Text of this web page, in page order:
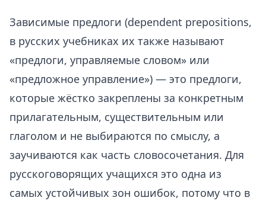
Зависимые предлоги (dependent prepositions,
в русских учебниках их также называют
«предлоги, управляемые словом» или
«предложное управление») — это предлоги,
которые жёстко закреплены за конкретным
прилагательным, существительным или
глаголом и не выбираются по смыслу, а
заучиваются как часть словосочетания. Для
русскоговорящих учащихся это одна из
самых устойчивых зон ошибок, потому что в